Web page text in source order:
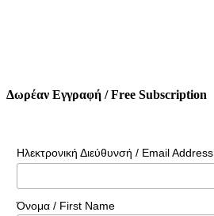
Δωρέαν Εγγραφή / Free Subscription
Ηλεκτρονική Διεύθυνσή / Email Address
Όνομα / First Name